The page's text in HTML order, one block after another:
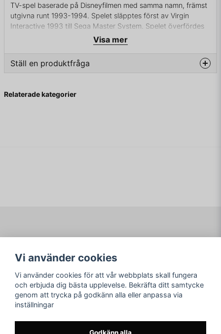
TV-spel baserade på Disneyfilmen med samma namn, främst
utgivna runt 1993-1994. Spelet släpptes först av Virgin
Interactive 1993 till Sega Master System. Spelet överfördes
senare till Game Boy, NES, Sega Mega Drive, Sega Game
Gear, SNES och PC 1994, medan en omgjord version till
KOMPLETT I BOX
Visa mer
Ställ en produktfråga
Fråga oss något om denna produkten...
Skicka fråga
Relaterade kategorier
Köpvillkor
Logga in
Glömt lösenord?
Sociala medier arkad.nu
Vi använder cookies
Vi använder cookies för att vår webbplats skall fungera
och erbjuda dig bästa upplevelse. Bekräfta ditt samtycke
genom att trycka på godkänn alla eller anpassa via
inställningar
Godkänn alla